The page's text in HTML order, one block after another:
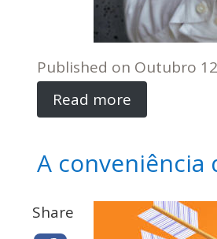
Published on Outubro
Read more
A
Share